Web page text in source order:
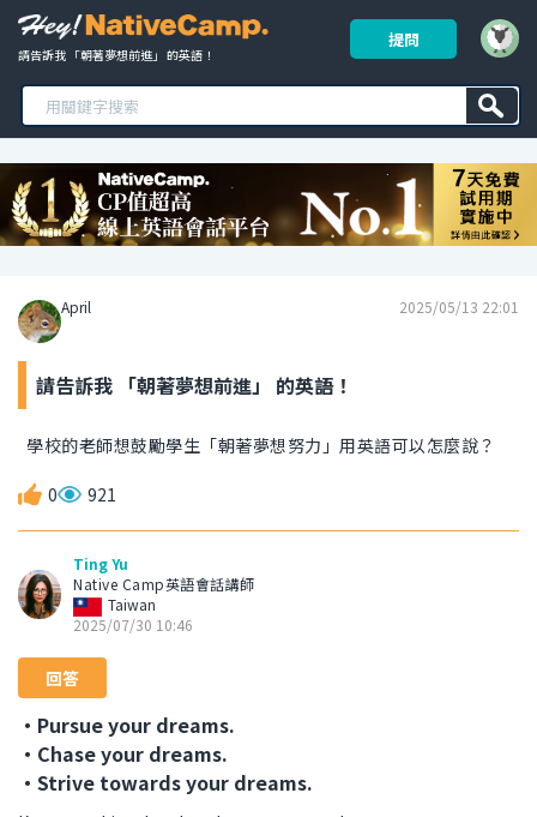
請告訴我 「朝著夢想前進」 的英語！
提問
April 2025/05/13 22:01
請告訴我 「朝著夢想前進」 的英語！
學校的老師想鼓勵學生「朝著夢想努力」用英語可以怎麼說？
0 921
Ting Yu
Native Camp英語會話講師
Taiwan
2025/07/30 10:46
回答
・Pursue your dreams.
・Chase your dreams.
・Strive towards your dreams.